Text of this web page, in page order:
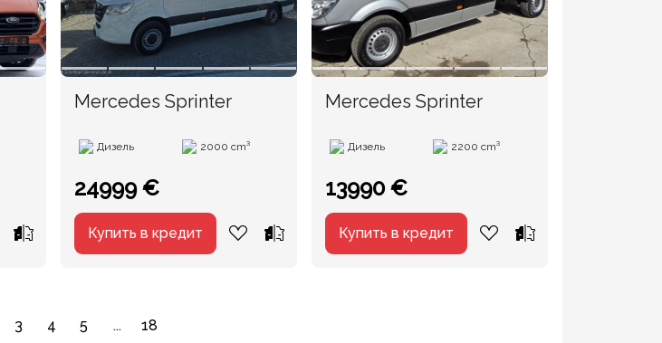
Mercedes Sprinter
Дизель 2000 cm³
24999 €
Купить в кредит
Mercedes Sprinter
Дизель 2200 cm³
13990 €
Купить в кредит
3 4 5 ... 18